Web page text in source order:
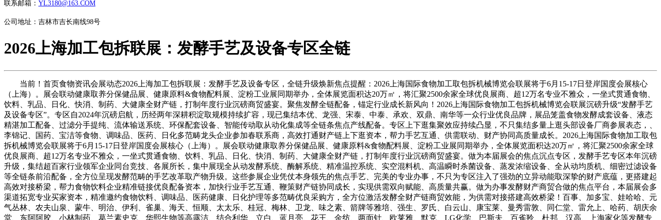
联系邮箱： YL3180@163.COM
公司地址：吉林市吉长南线98号
2026上海加工包拆联展：发酵手艺及设备专区全链
当前！首页食物资讯会展动态2026上海加工包拆联展：发酵手艺及设备专区，全链升级焕新焦点提醒：2026上海国际食物加工取包拆机械博览会联展将于6月15-17日登岸国度会展核心
（上海）。展会联动健康取养分保健品展、健康原料&食物配料展、淀粉工业展同期举办，全体展览面积达20万㎡，将汇聚2500余家全球优良展商、超12万名专业不雅众，一坐式贯通食物、
饮料、乳品、日化、快消、制药、大健康全财产链，打制年度行业沉磅商贸盛宴。聚焦发酵全链配备，锚定行业成长新风向！2026上海国际食物加工包拆机械博览会联展沉磅升级“发酵手艺
及设备专区”。专区自2024年沉磅启航，历经两年深耕积淀取规模持续扩容，现已集结本优、龙强、宋泰、中泰、承欢、双鼎、南华等一众行业优良品牌，展品笼盖食物发酵成套设备、液态
精湛加工配备、过滤分手提纯、流体输送系统、环保配套设备、智能传动取从动化集成等全链条焦点产线配备。专区上下逛集聚效应持续凸显，不只集结多量上逛头部设备厂商参展表态，、
李锦记、国药、宝洁等食物、调味品、医药、日化多范畴龙头企业参加春联系商，高效打通财产链上下逛资本，帮力手艺互通、供需联动、财产协同高质量成长。2026上海国际食物加工取包
拆机械博览会联展将于6月15-17日登岸国度会展核心（上海）。展会联动健康取养分保健品展、健康原料&食物配料展、淀粉工业展同期举办，全体展览面积达20万㎡，将汇聚2500余家全球
优良展商、超12万名专业不雅众，一坐式贯通食物、饮料、乳品、日化、快消、制药、大健康全财产链，打制年度行业沉磅商贸盛宴。做为本届展会的焦点沉点专区，发酵手艺专区本年沉磅
升级，集结超百家行业领军企业同台竞技、各展所长，集中展现全从动发酵系统、酶解系统、精准温控系统、实空混料机、高温瞬时杀菌设备、蒸发浓缩设备、全从动均质机、细密过滤设备
等全链条前沿配备，全方位呈现发酵范畴的手艺改革取产物升级。这些参展企业凭仗本身领先的焦点手艺、完美的专业办事，不只为专区注入了强劲的立异动能取深挚的财产底蕴，更搭建起
高效对接桥梁，帮力食物饮料企业精准链接优良配备资本，加快行业手艺互通、鞭策财产链协同成长，实现供需双向赋能、高质量共赢。做为办事发酵财产商贸合做的焦点平台，本届展会多
渠道拓宽专业买家资本，精准邀约食物饮料、调味品、医药健康、日化护理等多范畴优良采购方，全方位激活发酵全财产链商贸效能，为供需对接搭建高效桥梁！百事、加多宝、娃哈哈、元
气丛林、农夫山泉、蒙牛、明治、伊利、雀巢、海天、恒顺、太太乐、桂冠、梅林、卫龙、味之素、箭牌等雅培、强生、罗氏、白云山、康宝莱、曼秀雷敦、同仁堂、雷允上、哈药、胡庆余
堂、东阿阿胶、小林制药、葛兰素史克、华熙生物等高露洁、结合利华、立白、蓝月亮、花王、金纺、两面针、欧莱雅、默克、LG化学、巴斯夫、百雀羚、杜邦、汉高、上海家化等发酵专